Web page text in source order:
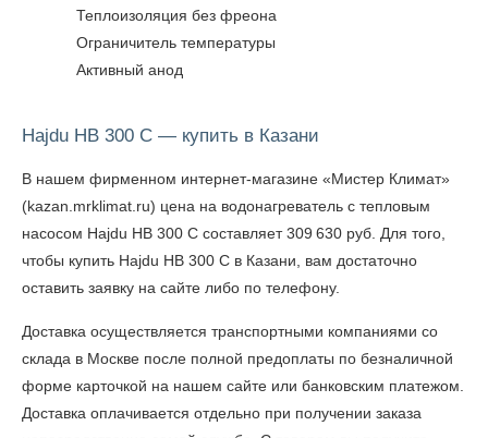
Теплоизоляция без фреона
Ограничитель температуры
Активный анод
Hajdu HB 300 C — купить в Казани
В нашем фирменном интернет-магазине «Мистер Климат»
(kazan.mrklimat.ru) цена на водонагреватель с тепловым
насосом Hajdu HB 300 C составляет 309 630 руб. Для того,
чтобы купить Hajdu HB 300 C в Казани , вам достаточно
оставить заявку на сайте либо по телефону.
Доставка осуществляется транспортными компаниями со
склада в Москве после полной предоплаты по безналичной
форме карточкой на нашем сайте или банковским платежом.
Доставка оплачивается отдельно при получении заказа